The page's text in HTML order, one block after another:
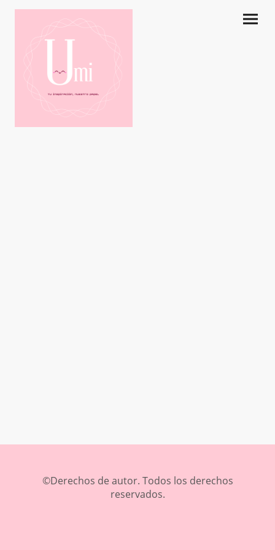
©Derechos de autor. Todos los derechos
reservados.